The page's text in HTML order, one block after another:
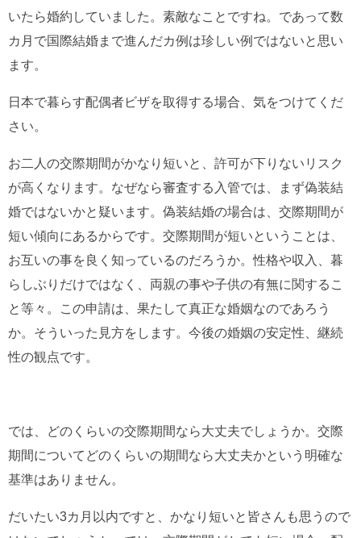
いたら婚約していました。素敵なことですね。であって数
カ月で国際結婚まで進んだカ例は珍しい例ではないと思い
ます。
日本で暮らす配偶者ビザを取得する場合、気をつけてくだ
さい。
お二人の交際期間がかなり短いと、許可が下りないリスク
が高くなります。なぜなら審査する入管では、まず偽装結
婚ではないかと疑います。偽装結婚の場合は、交際期間が
短い傾向にあるからです。交際期間が短いということは、
お互いの事を良く知っているのだろうか。性格や収入、暮
らしぶりだけではなく、両親の事や子供の有無に関するこ
と等々。この申請は、果たして真正な婚姻なのであろう
か。そういった見方をします。今後の婚姻の安定性、継続
性の観点です。
では、どのくらいの交際期間なら大丈夫でしょうか。交際
期間についてどのくらいの期間なら大丈夫かという明確な
基準はありません。
だいたい3カ月以内ですと、かなり短いと皆さんも思うので